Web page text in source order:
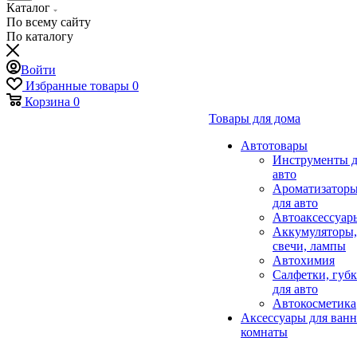
Каталог
По всему сайту
По каталогу
Войти
Избранные товары 0
Корзина 0
Товары для дома
Автотовары
Инструменты
авто
для авто
Аккумуляторы,
свечи, лампы
Автохимия
Салфетки,
для авто
Автокосметика
Аксессуары для
комнаты